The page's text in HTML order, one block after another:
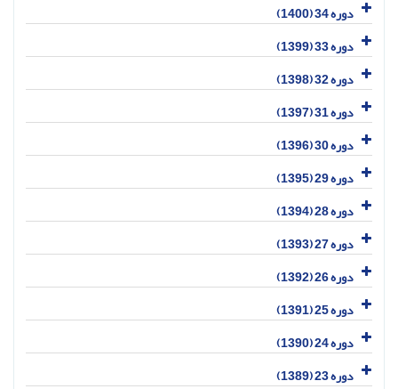
دوره 34 (1400)
دوره 33 (1399)
دوره 32 (1398)
دوره 31 (1397)
دوره 30 (1396)
دوره 29 (1395)
دوره 28 (1394)
دوره 27 (1393)
دوره 26 (1392)
دوره 25 (1391)
دوره 24 (1390)
دوره 23 (1389)